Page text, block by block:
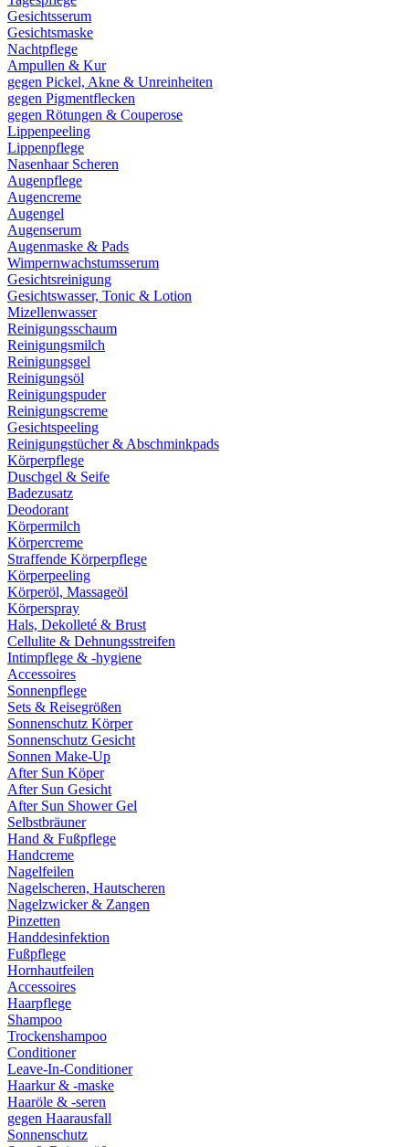
Gesichtsserum
Gesichtsmaske
Nachtpflege
Ampullen & Kur
gegen Pickel, Akne & Unreinheiten
gegen Pigmentflecken
gegen Rötungen & Couperose
Lippenpeeling
Lippenpflege
Nasenhaar Scheren
Augenpflege
Augencreme
Augengel
Augenserum
Augenmaske & Pads
Wimpernwachstumsserum
Gesichtsreinigung
Gesichtswasser, Tonic & Lotion
Mizellenwasser
Reinigungsschaum
Reinigungsmilch
Reinigungsgel
Reinigungsöl
Reinigungspuder
Reinigungscreme
Gesichtspeeling
Reinigungstücher & Abschminkpads
Körperpflege
Duschgel & Seife
Badezusatz
Deodorant
Körpermilch
Körpercreme
Straffende Körperpflege
Körperpeeling
Körperöl, Massageöl
Körperspray
Hals, Dekolleté & Brust
Cellulite & Dehnungsstreifen
Intimpflege & -hygiene
Accessoires
Sonnenpflege
Sets & Reisegrößen
Sonnenschutz Körper
Sonnenschutz Gesicht
Sonnen Make-Up
After Sun Köper
After Sun Gesicht
After Sun Shower Gel
Selbstbräuner
Hand & Fußpflege
Handcreme
Nagelfeilen
Nagelscheren, Hautscheren
Nagelzwicker & Zangen
Pinzetten
Handdesinfektion
Fußpflege
Hornhautfeilen
Accessoires
Haarpflege
Shampoo
Trockenshampoo
Conditioner
Leave-In-Conditioner
Haarkur & -maske
Haaröle & -seren
gegen Haarausfall
Sonnenschutz